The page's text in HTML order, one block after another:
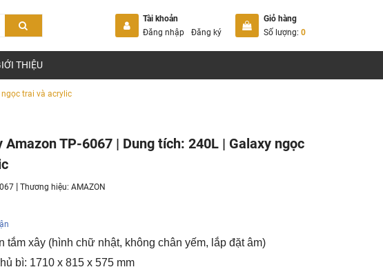
Tài khoản
Đăng nhập
Đăng ký
Giỏ hàng
Số lượng: 0
THIỆU
trai và acrylic
Amazon TP-6067 | Dung tích: 240L | Galaxy ngọc
|Thương hiệu:AMAZON
tắm xây (hình chữ nhật, không chân yếm, lắp đặt âm)
bì: 1710 x 815 x 575 mm